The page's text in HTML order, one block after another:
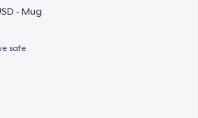
- Mug
safe